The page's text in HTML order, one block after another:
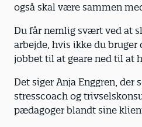
også skal være sammen
Du får nemlig svært ved at
arbejde, hvis ikke du bruger
jobbet til at geare ned til at
Det siger Anja Enggren,
stresscoach og
pædagoger blandt sine